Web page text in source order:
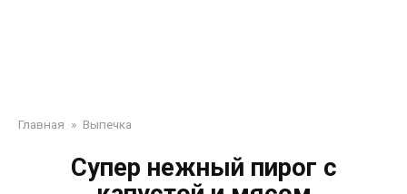
Главная » Выпечка
Супер нежный пирог с